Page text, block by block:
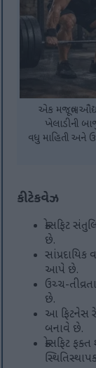
એક મજબૂત
ખેલાડીની
વધુ માહિતી અને
કી ટેકવેઝ
ક્રોસફિટ
છે.
આપે છે.
ઉચ્ચ-
છે.
આ ફિટનેસ
બનાવે છે.
ક્રોસફિટ